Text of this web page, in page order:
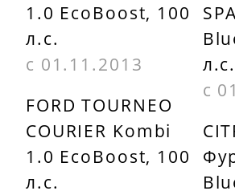
1.0 EcoBoost, 100
л.с.
с 01.11.2013
FORD TOURNEO
COURIER Kombi
1.0 EcoBoost, 100
л.с.
л.с.
с